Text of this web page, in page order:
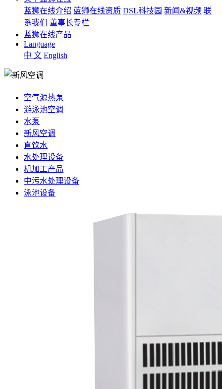
蓝狮在线介绍 蓝狮在线资质 DSL科技园 新闻&视频 联
系我们
董事长专栏
蓝狮在线产品
Language
中 文 English
空气源热泵
游泳池空调
水泵
新风空调
直饮水
水处理设备
机加工产品
中污水处理设备
泳池设备